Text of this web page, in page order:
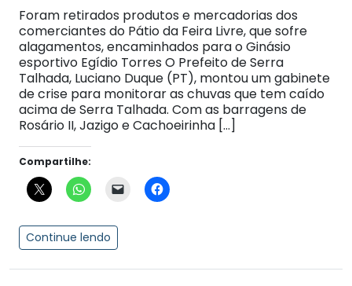
Foram retirados produtos e mercadorias dos
comerciantes do Pátio da Feira Livre, que sofre
alagamentos, encaminhados para o Ginásio
esportivo Egídio Torres O Prefeito de Serra
Talhada, Luciano Duque (PT), montou um gabinete
de crise para monitorar as chuvas que tem caído
acima de Serra Talhada. Com as barragens de
Rosário II, Jazigo e Cachoeirinha […]
Compartilhe:
Continue lendo